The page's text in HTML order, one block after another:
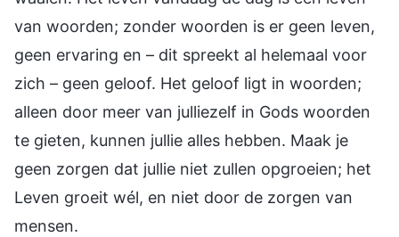
van woorden; zonder woorden is er geen leven,
geen ervaring en – dit spreekt al helemaal voor
zich – geen geloof. Het geloof ligt in woorden;
alleen door meer van julliezelf in Gods woorden
te gieten, kunnen jullie alles hebben. Maak je
geen zorgen dat jullie niet zullen opgroeien; het
Leven groeit wél, en niet door de zorgen van
mensen.